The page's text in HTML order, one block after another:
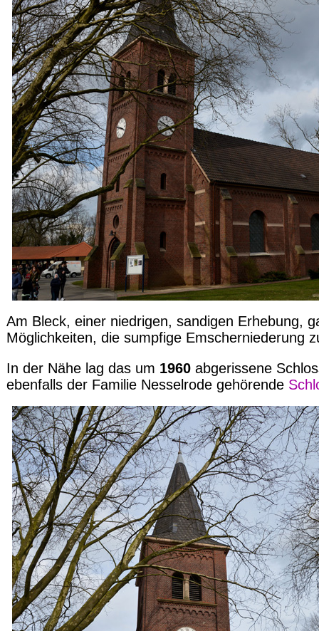
Am Bleck, einer niedrigen, sandigen Erhebung,
Möglichkeiten, die sumpfige Emscherniederung
In der Nähe lag das um 1960 abgerissene
ebenfalls der Familie Nesselrode gehörende